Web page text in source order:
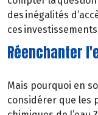
des inégalités
ces
Réenchanter
Mais pourquoi en
considérer que les